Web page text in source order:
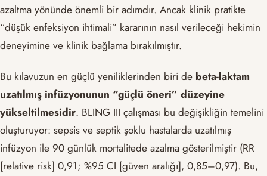
azaltma yönünde önemli bir adımdır. Ancak klinik pratikte
“düşük enfeksiyon ihtimali” kararının nasıl verileceği hekimin
deneyimine ve klinik bağlama bırakılmıştır.
Bu kılavuzun en güçlü yeniliklerinden biri de beta-laktam
uzatılmış infüzyonunun “güçlü öneri” düzeyine
yükseltilmesidir. BLING III çalışması bu değişikliğin temelini
oluşturuyor: sepsis ve septik şoklu hastalarda uzatılmış
infüzyon ile 90 günlük mortalitede azalma gösterilmiştir (RR
[relative risk] 0,91; %95 CI [güven aralığı], 0,85–0,97). Bu,